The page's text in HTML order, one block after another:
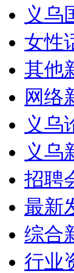
义乌
女性
其他
网络
义乌
义乌
招聘
最新
综合
行业